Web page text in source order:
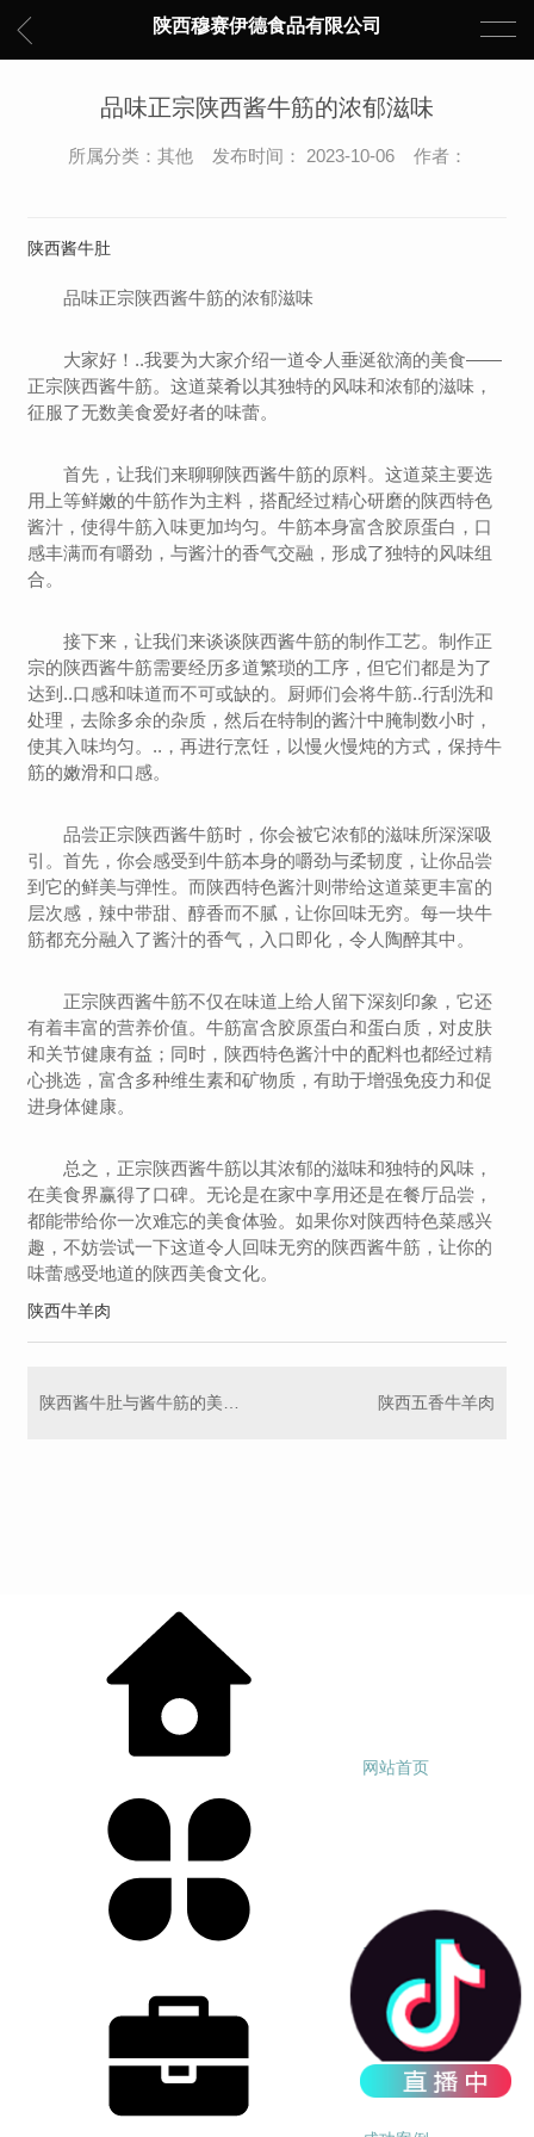
陕西穆赛伊德食品有限公司
品味正宗陕西酱牛筋的浓郁滋味
所属分类：其他 发布时间： 2023-10-06 作者：
陕西酱牛肚
品味正宗陕西酱牛筋的浓郁滋味
大家好！..我要为大家介绍一道令人垂涎欲滴的美食——
正宗陕西酱牛筋。这道菜肴以其独特的风味和浓郁的滋味，
征服了无数美食爱好者的味蕾。
首先，让我们来聊聊陕西酱牛筋的原料。这道菜主要选
用上等鲜嫩的牛筋作为主料，搭配经过精心研磨的陕西特色
酱汁，使得牛筋入味更加均匀。牛筋本身富含胶原蛋白，口
感丰满而有嚼劲，与酱汁的香气交融，形成了独特的风味组
合。
接下来，让我们来谈谈陕西酱牛筋的制作工艺。制作正
宗的陕西酱牛筋需要经历多道繁琐的工序，但它们都是为了
达到..口感和味道而不可或缺的。厨师们会将牛筋..行刮洗和
处理，去除多余的杂质，然后在特制的酱汁中腌制数小时，
使其入味均匀。..，再进行烹饪，以慢火慢炖的方式，保持牛
筋的嫩滑和口感。
品尝正宗陕西酱牛筋时，你会被它浓郁的滋味所深深吸
引。首先，你会感受到牛筋本身的嚼劲与柔韧度，让你品尝
到它的鲜美与弹性。而陕西特色酱汁则带给这道菜更丰富的
层次感，辣中带甜、醇香而不腻，让你回味无穷。每一块牛
筋都充分融入了酱汁的香气，入口即化，令人陶醉其中。
正宗陕西酱牛筋不仅在味道上给人留下深刻印象，它还
有着丰富的营养价值。牛筋富含胶原蛋白和蛋白质，对皮肤
和关节健康有益；同时，陕西特色酱汁中的配料也都经过精
心挑选，富含多种维生素和矿物质，有助于增强免疫力和促
进身体健康。
总之，正宗陕西酱牛筋以其浓郁的滋味和独特的风味，
在美食界赢得了口碑。无论是在家中享用还是在餐厅品尝，
都能带给你一次难忘的美食体验。如果你对陕西特色菜感兴
趣，不妨尝试一下这道令人回味无穷的陕西酱牛筋，让你的
味蕾感受地道的陕西美食文化。
陕西牛羊肉
陕西五香牛羊肉
网站首页
产品中心